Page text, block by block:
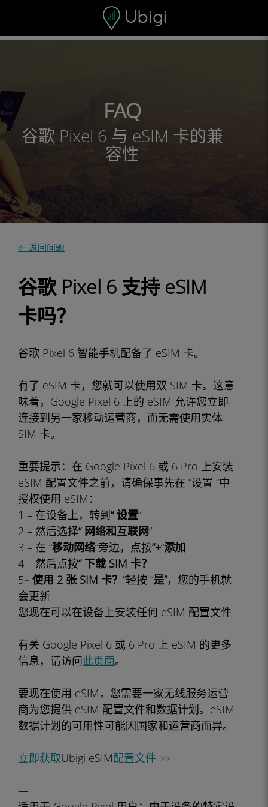
页脚
FAQ
谷歌 Pixel 6 与 eSIM 卡的兼
容性
← 返回问题
谷歌 Pixel 6 支持 eSIM
卡吗？
谷歌 Pixel 6 智能手机配备了 eSIM 卡。
有了 eSIM 卡，您就可以使用双 SIM 卡。这意
味着，Google Pixel 6 上的 eSIM 允许您立即
连接到另一家移动运营商，而无需使用实体
SIM 卡。
重要提示：在 Google Pixel 6 或 6 Pro 上安装
eSIM 配置文件之前，请确保事先在 “设置 “中
授权使用 eSIM：
1 – 在设备上，转到“ 设置“
2 – 然后选择“ 网络和互联网“
3 – 在 “移动网络“旁边，点按“+“添加
4 – 然后点按“ 下载 SIM 卡？
5– 使用 2 张 SIM 卡？ “轻按 “是”，您的手机就
会更新
您现在可以在设备上安装任何 eSIM 配置文件
有关 Google Pixel 6 或 6 Pro 上 eSIM 的更多
信息，请访问此页面。
要现在使用 eSIM，您需要一家无线服务运营
商为您提供 eSIM 配置文件和数据计划。eSIM
数据计划的可用性可能因国家和运营商而异。
立即获取Ubigi eSIM配置文件 >>
—